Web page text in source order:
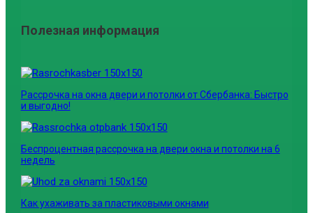
Полезная информация
Рассрочка на окна двери и потолки от Сбербанка: Быстро
и выгодно!
Беспроцентная рассрочка на двери окна и потолки на 6
недель
Как ухаживать за пластиковыми окнами